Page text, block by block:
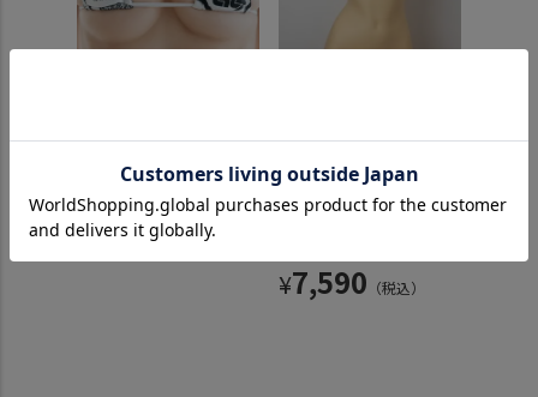
ブル
トレ
ライ
素材）「_type Graphs
hell」〈白×黒〉
¥7,920（税込）
ラビアの超ローライズT
バックパンツ 極細紐
〈細ボーダーミント縞
¥7,590 （税込）